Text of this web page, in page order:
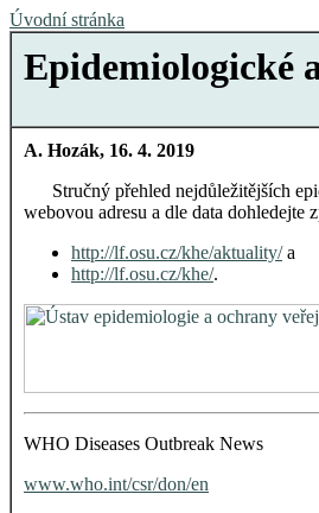
Úvodní stránka
Epidemiologické
A. Hozák, 16. 4. 2019
Stručný přehled nejdůležitějších
webovou adresu a dle data
http://lf.osu.cz/khe/aktuality/a
http://lf.osu.cz/khe/.
WHO Diseases Outbreak News
www.who.int/csr/don/en